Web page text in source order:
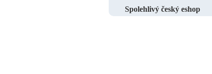
Spolehlivý český eshop